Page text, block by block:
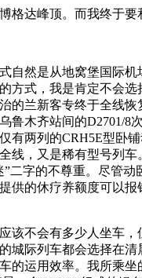
格达峰顶。而我终于要
自然是从地窝堡国际机
方式，我是肯定不会选
的兰新客专终于全线恢
鲁木齐站间的D2701/8
有两列的CRH5E型卧
线，又是稀有型号列车
二字的不尊重。尽管动
供的休疗养额度可以报
该不会有多少人坐车，
城际列车都会选择在清
的运用效率。我所乘坐